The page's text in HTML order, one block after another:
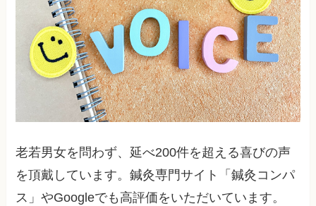
老若男女を問わず、延べ200件を超える喜びの声
を頂戴しています。鍼灸専門サイト「鍼灸コンパ
ス」やGoogleでも高評価をいただいています。